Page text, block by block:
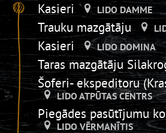
Kasieri LIDO DAMME
Trauku mazgātāju
Kasieri LIDO DOMINA
Taras mazgātāju
Šoferi- ekspeditoru
LIDO ATPŪTAS CENTRS
Piegādes pasūtījumu
LIDO VĒRMANĪTIS